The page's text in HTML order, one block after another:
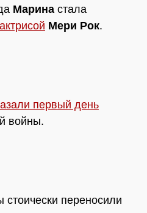
Марина стала
Мери Рок.
первый день
войны.
переносили